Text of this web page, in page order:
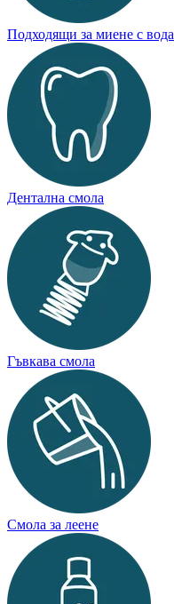
Подходящи за миене с вода
Дентална смола
Гъвкава смола
Смола за леене